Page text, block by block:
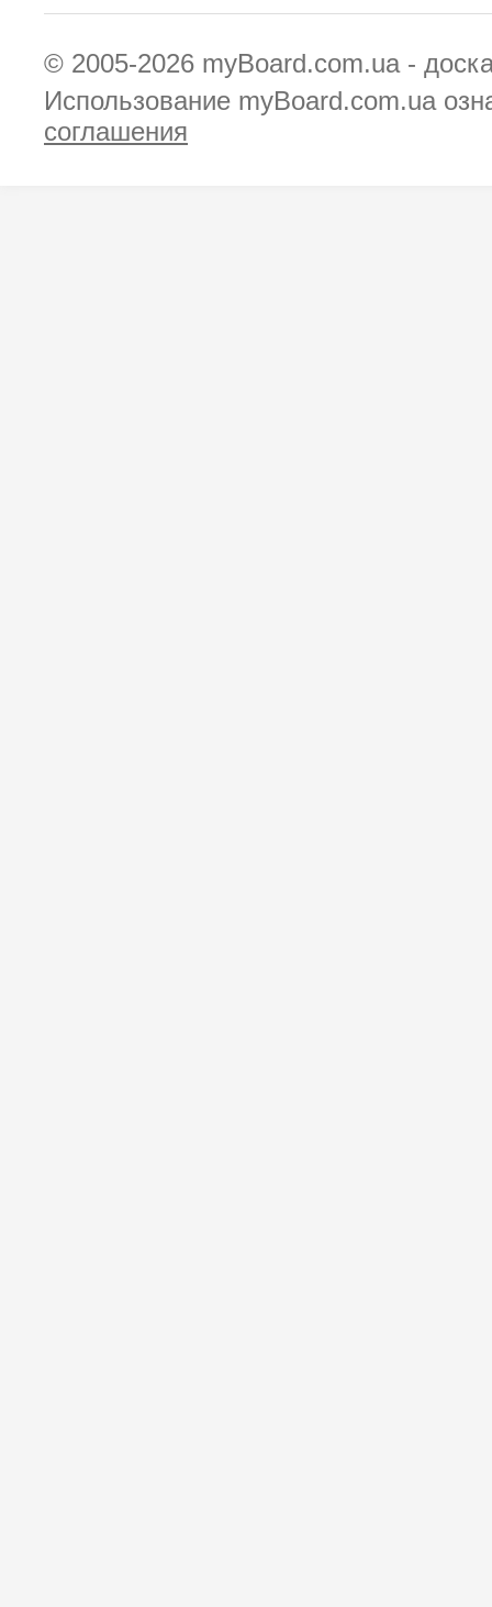
© 2005-2026 myBoard.com.ua -
Использование myBoard.com.ua
соглашения